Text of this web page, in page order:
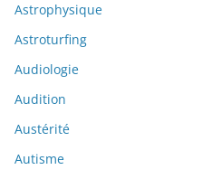
Astrophysique
Astroturfing
Audiologie
Audition
Austérité
Autisme